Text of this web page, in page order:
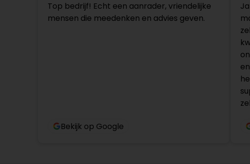
Top bedrijf! Echt een aanrader, vriendelijke
mensen die meedenken en advies geven.
Bekijk op Google